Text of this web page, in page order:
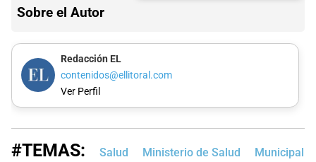
Sobre el Autor
Redacción EL
contenidos@ellitoral.com
Ver Perfil
#TEMAS: Salud Ministerio de Salud